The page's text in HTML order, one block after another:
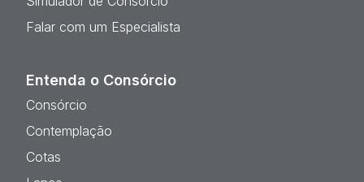
Falar com um Especialista
Entenda o Consórcio
Consórcio
Contemplação
Cotas